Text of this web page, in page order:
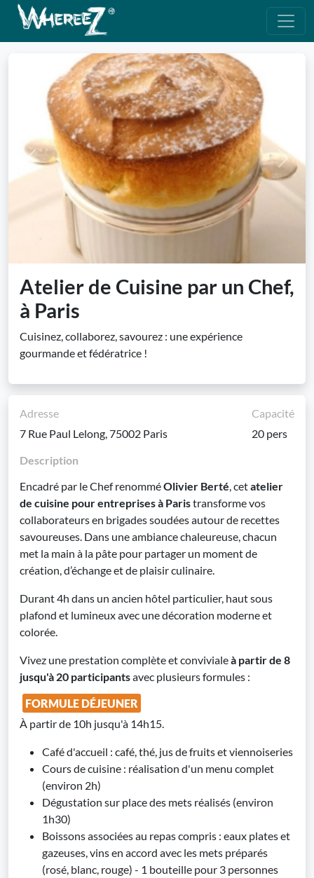
Previous Next
Atelier de Cuisine par un Chef,
à Paris
Cuisinez, collaborez, savourez : une expérience
gourmande et fédératrice !
Adresse
7 Rue Paul Lelong, 75002 Paris
Capacité
20 pers
Description
Encadré par le Chef renomméOlivier Berté, cetatelier
de cuisine pour entreprises à Paristransforme vos
collaborateurs en brigades soudées autour de recettes
savoureuses. Dans une ambiance chaleureuse, chacun
met la main à la pâte pour partager un moment de
création, d’échange et de plaisir culinaire.
Durant 4h dans un ancien hôtel particulier, haut sous
plafond et lumineux avec une décoration moderne et
colorée.
Vivez une prestation complète et convivialeà partir de 8
jusqu'à 20 participantsavec plusieurs formules :
FORMULE DÉJEUNER
À partir de 10h jusqu'à 14h15.
Café d'accueil : café, thé, jus de fruits et viennoiseries
Cours de cuisine : réalisation d'un menu complet
(environ 2h)
Dégustation sur place des mets réalisés (environ
1h30)
Boissons associées au repas compris : eaux plates et
gazeuses, vins en accord avec les mets préparés
(rosé, blanc, rouge) - 1 bouteille pour 3 personnes